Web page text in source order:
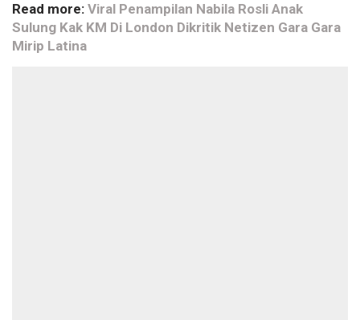
Read more: Viral Penampilan Nabila Rosli Anak
Sulung Kak KM Di London Dikritik Netizen Gara Gara
Mirip Latina